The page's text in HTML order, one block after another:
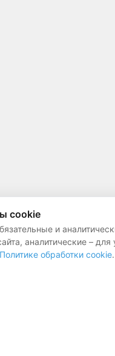
cookie
и
аналитические –
Политике обработки cookie.